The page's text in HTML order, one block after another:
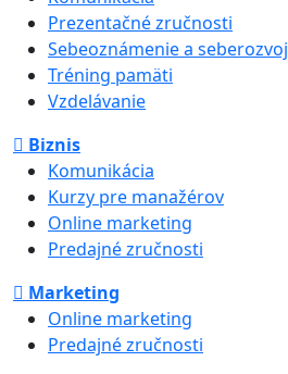
Prezentačné zručnosti
Sebeoznámenie a seberozvoj
Tréning pamäti
Vzdelávanie
Biznis
Komunikácia
Kurzy pre manažérov
Online marketing
Predajné zručnosti
Marketing
Online marketing
Predajné zručnosti